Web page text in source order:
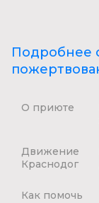
Подробнее
О приюте
Движение
Краснодог
Как помочь